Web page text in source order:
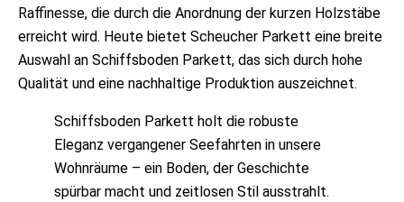
Raffinesse, die durch die Anordnung der kurzen Holzstäbe
erreicht wird. Heute bietet Scheucher Parkett eine breite
Auswahl an Schiffsboden Parkett, das sich durch hohe
Qualität und eine nachhaltige Produktion auszeichnet.
Schiffsboden Parkett holt die robuste
Eleganz vergangener Seefahrten in unsere
Wohnräume – ein Boden, der Geschichte
spürbar macht und zeitlosen Stil ausstrahlt.